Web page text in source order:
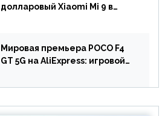
долларовый Xiaomi Mi 9 в
Мировая премьера POCO F4
GT 5G на AliExpress: игровой
Snapdragon 8 Gen 1 по